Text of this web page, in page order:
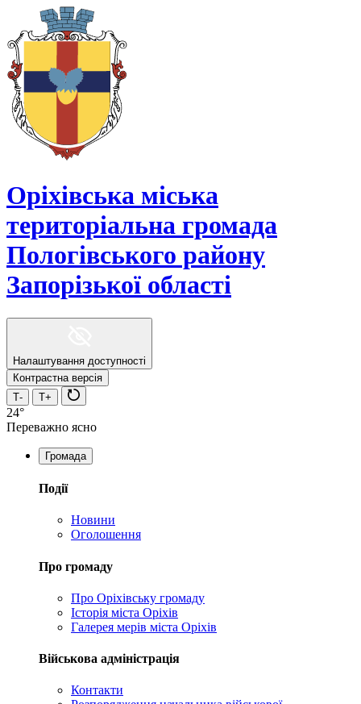
Оріхівська міська
територіальна громада
Пологівського району
Запорізької області
Налаштування доступності
Контрастна версія
Т-
Т+
24°
Переважно ясно
Громада
Події
Новини
Оголошення
Про громаду
Про Оріхівську громаду
Історія міста Оріхів
Галерея мерів міста Оріхів
Військова адміністрація
Контакти